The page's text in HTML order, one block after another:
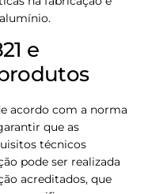
e
acordo com a norma
que as
técnicos
pode ser realizada
acreditados, que